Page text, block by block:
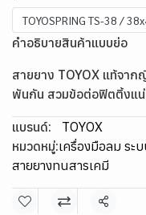
TOYOSPRING TS-38 /
คำอธิบายสินค้าแบบย่อ
สายยาง TOYOX แท้จา
พันกัน สวมข้อต่อฟิตติ้งแน่
แบรนด์:
TOYOX
หมวดหมู่:เครื่องมือลม ระ
สายยางทนสารเคมี
แชร์